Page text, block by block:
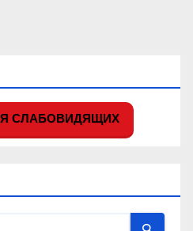
СЛАБОВИДЯЩИХ